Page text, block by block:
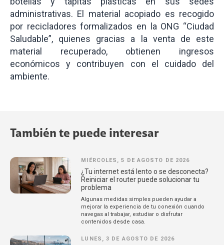
administrativas. El material acopiado es recogido
por recicladores formalizados en la ONG “Ciudad
Saludable”, quienes gracias a la venta de este
material recuperado, obtienen ingresos
económicos y contribuyen con el cuidado del
ambiente.
También te puede interesar
MIÉRCOLES, 5 DE AGOSTO DE 2026
¿Tu internet está lento o se desconecta?
Reiniciar el router puede solucionar tu
problema
Algunas medidas simples pueden ayudar a
mejorar la experiencia de tu conexión cuando
navegas al trabajar, estudiar o disfrutar
contenidos desde casa.
LUNES, 3 DE AGOSTO DE 2026